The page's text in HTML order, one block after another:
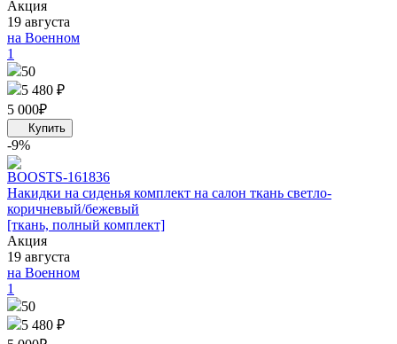
Акция
19 августа
на Военном
1
50
5 480 ₽
5 000₽
-9%
BOOSTS-161836
Накидки на сиденья комплект на салон ткань светло-
коричневый/бежевый
[ткань, полный комплект]
Акция
19 августа
на Военном
1
50
5 480 ₽